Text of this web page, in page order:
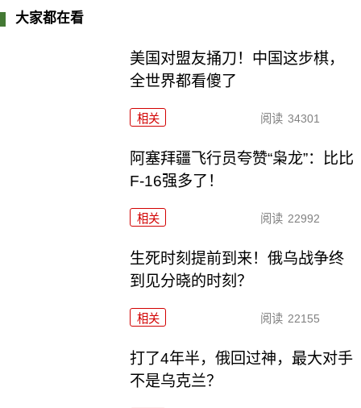
大家都在看
美国对盟友捅刀！中国这步棋，
全世界都看傻了
相关 阅读 34301
阿塞拜疆飞行员夸赞“枭龙”：比比
F-16强多了！
相关 阅读 22992
生死时刻提前到来！俄乌战争终
到见分晓的时刻？
相关 阅读 22155
打了4年半，俄回过神，最大对手
不是乌克兰？